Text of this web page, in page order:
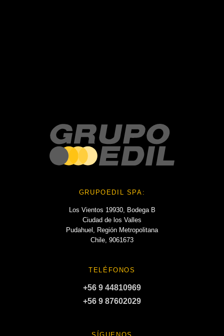
GRUPOEDIL SPA:
Los Vientos 19930, Bodega B
Ciudad de los Valles
Pudahuel, Región Metropolitana
Chile, 9061673
TELÉFONOS
+56 9 44810969
+56 9 87602029